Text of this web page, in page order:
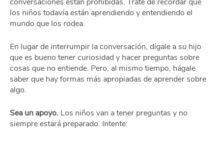
conversaciones están prohibidas. Trate de recordar que
los niños todavía están aprendiendo y entendiendo el
mundo que los rodea.
En lugar de interrumpir la conversación, dígale a su hijo
que es bueno tener curiosidad y hacer preguntas sobre
cosas que no entiende. Pero, al mismo tiempo, hágale
saber que hay formas más apropiadas de aprender sobre
algo.
Sea un apoyo. Los niños van a tener preguntas y no
siempre estará preparado. Intente: